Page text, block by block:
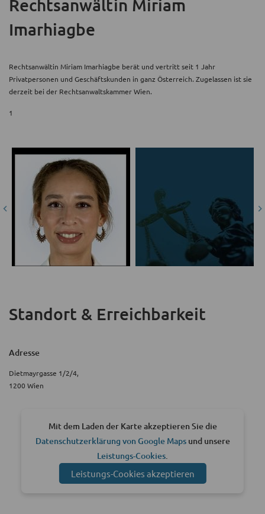
Rechtsanwältin Miriam
Imarhiagbe
Rechtsanwältin Miriam Imarhiagbe berät und vertritt seit 1 Jahr
Privatpersonen und Geschäftskunden in ganz Österreich. Zugelassen ist sie
derzeit bei der Rechtsanwaltskammer Wien.
1
Standort & Erreichbarkeit
Adresse
Dietmayrgasse 1/2/4,
1200 Wien
Mit dem Laden der Karte akzeptieren Sie die
Datenschutzerklärung von Google Mapsund unsere
Leistungs-Cookies
Leistungs-Cookies akzeptieren